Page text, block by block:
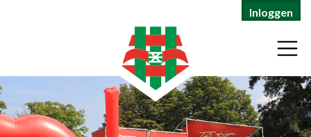
Inloggen